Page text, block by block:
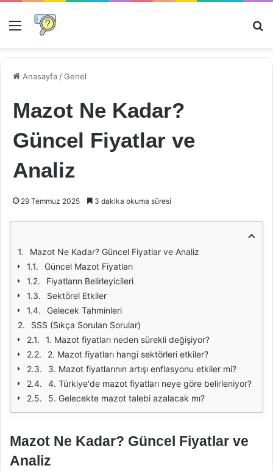
Menü
Anasayfa /Genel
Mazot Ne Kadar?
Güncel Fiyatlar ve
Analiz
29 Temmuz 2025 3 dakika okuma süresi
Mazot Ne Kadar? Güncel Fiyatlar ve Analiz
Güncel Mazot Fiyatları
Fiyatların Belirleyicileri
Sektörel Etkiler
Gelecek Tahminleri
SSS (Sıkça Sorulan Sorular)
1. Mazot fiyatları neden sürekli değişiyor?
2. Mazot fiyatları hangi sektörleri etkiler?
3. Mazot fiyatlarının artışı enflasyonu etkiler mi?
4. Türkiye'de mazot fiyatları neye göre belirleniyor?
5. Gelecekte mazot talebi azalacak mı?
Mazot Ne Kadar? Güncel Fiyatlar ve
Analiz